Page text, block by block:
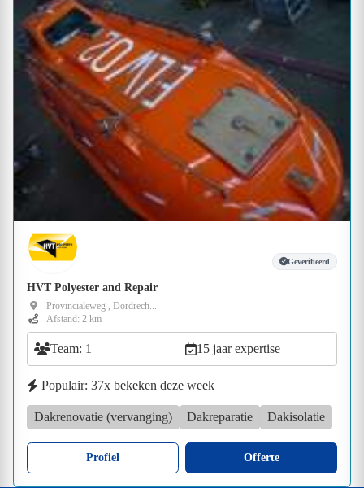
Geverifieerd
HVT Polyester and Repair
Provincialeweg , Dordrech...
Afstand: 2 km
Team: 1 15 jaar expertise
Populair: 37x bekeken deze week
Dakrenovatie (vervanging) Dakreparatie Dakisolatie
Profiel Offerte